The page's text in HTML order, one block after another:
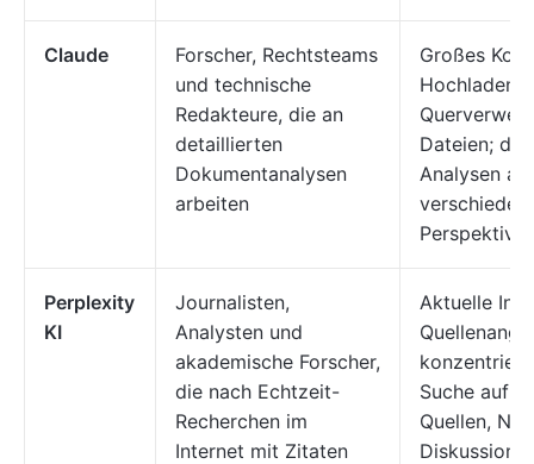
Claude
Forscher, Rechtsteams
und technische
Redakteure, die an
detaillierten
Dokumentanalysen
arbeiten
Großes
Hochladen
Dateien;
Analysen
Perplexity
KI
Journalisten,
Analysten und
akademische Forscher,
die nach Echtzeit-
Recherchen im
Internet mit Zitaten
Aktuelle
Suche auf
Quellen,